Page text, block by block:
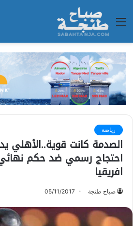
القائمة
رياضة
الصدمة كانت قوية..الأهلي
احتجاج رسمي ضد حكم
افريقيا
صباح طنجة 05/11/2017